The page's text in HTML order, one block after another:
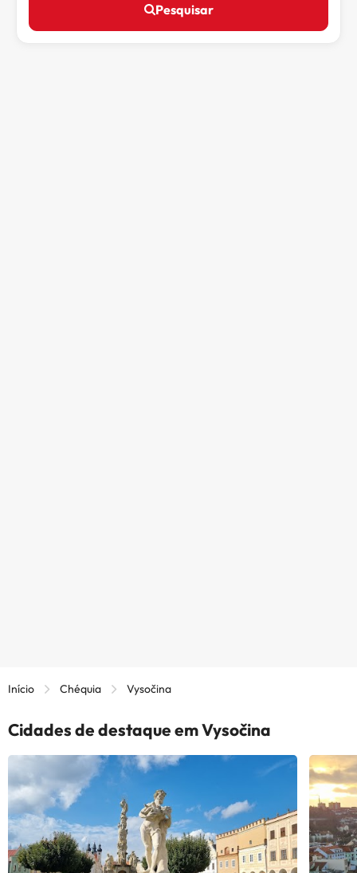
Pesquisar
Início Chéquia Vysočina
Cidades de destaque em Vysočina